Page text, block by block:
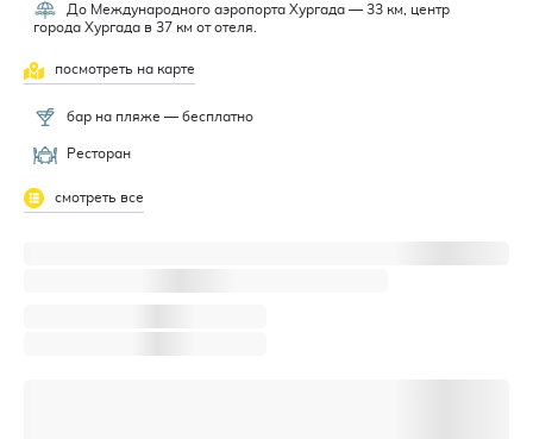
До Международного аэропорта Хургада — 33 км, центр
города Хургада в 37 км от отеля.
посмотреть на карте
бар на пляже — бесплатно
Ресторан
смотреть все